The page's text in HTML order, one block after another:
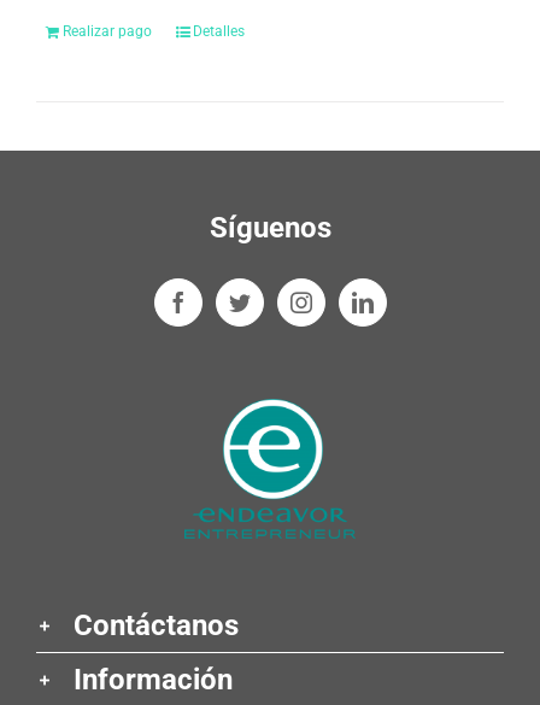
Realizar pago Detalles
Síguenos
Contáctanos
Información